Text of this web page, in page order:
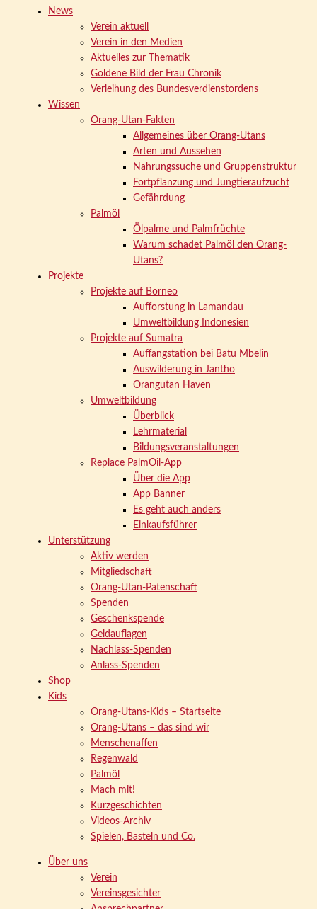
News
Verein aktuell
Verein in den Medien
Aktuelles zur Thematik
Goldene Bild der Frau Chronik
Verleihung des Bundesverdienstordens
Wissen
Orang-Utan-Fakten
Allgemeines über Orang-Utans
Arten und Aussehen
Nahrungssuche und Gruppenstruktur
Fortpflanzung und Jungtieraufzucht
Gefährdung
Palmöl
Ölpalme und Palmfrüchte
Warum schadet Palmöl den Orang-
Utans?
Projekte
Projekte auf Borneo
Aufforstung in Lamandau
Umweltbildung Indonesien
Projekte auf Sumatra
Auffangstation bei Batu Mbelin
Auswilderung in Jantho
Orangutan Haven
Umweltbildung
Überblick
Lehrmaterial
Bildungsveranstaltungen
Replace PalmOil-App
Über die App
App Banner
Es geht auch anders
Einkaufsführer
Unterstützung
Aktiv werden
Mitgliedschaft
Orang-Utan-Patenschaft
Spenden
Geschenkspende
Geldauflagen
Nachlass-Spenden
Anlass-Spenden
Shop
Kids
Orang-Utans-Kids – Startseite
Orang-Utans – das sind wir
Menschenaffen
Regenwald
Palmöl
Mach mit!
Kurzgeschichten
Videos-Archiv
Spielen, Basteln und Co.
Über uns
Verein
Vereinsgesichter